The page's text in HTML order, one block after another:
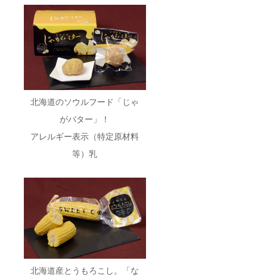
北海道のソウルフード「じゃ
がバター」！
アレルギー表示（特定原材料
等）乳
北海道産とうもろこし。「な